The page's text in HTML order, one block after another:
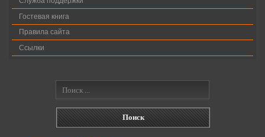
Гостевая книга
Правила сайта
Ссылки